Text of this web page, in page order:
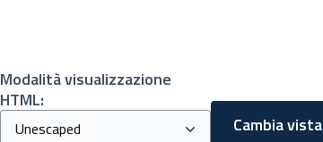
Modalità visualizzazione
HTML:
Cambia vista